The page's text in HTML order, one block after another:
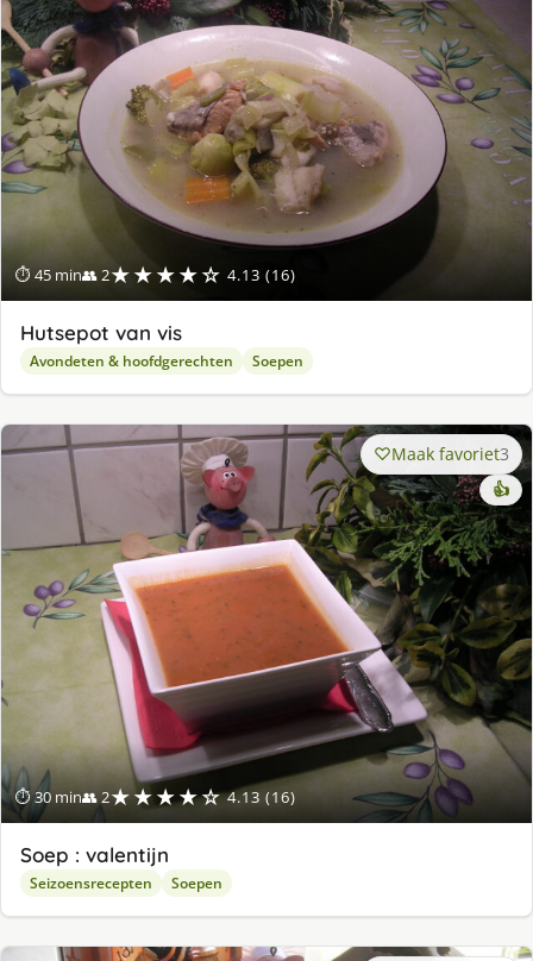
⏱ 45 min👥 2★★★★☆ 4.13 (16)
Hutsepot van vis
Avondeten & hoofdgerechten Soepen
⏱ 30 min👥 2★★★★☆ 4.13 (16)
Maak favoriet3
👍
Soep : valentijn
Seizoensrecepten Soepen